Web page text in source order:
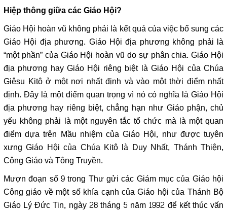
Hiệp thông giữa các Giáo Hội?
Giáo Hội hoàn vũ không phải là kết quả của việc bổ sung các
Giáo Hội địa phương. Giáo Hội địa phương không phải là
“một phần” của Giáo Hội hoàn vũ do sự phân chia. Giáo Hội
địa phương hay Giáo Hội riêng biệt là Giáo Hội của Chúa
Giêsu Kitô ở một nơi nhất định và vào một thời điểm nhất
định. Đây là một điểm quan trọng vì nó có nghĩa là Giáo Hội
địa phương hay riêng biệt, chẳng hạn như Giáo phận, chủ
yếu không phải là một nguyên tắc tổ chức mà là một quan
điểm dựa trên Mầu nhiệm của Giáo Hội, như được tuyên
xưng Giáo Hội của Chúa Kitô là Duy Nhất, Thánh Thiện,
Công Giáo và Tông Truyền.
Mượn đoạn số 9 trong Thư gửi các Giám mục của Giáo hội
Công giáo về một số khía cạnh của Giáo hội của Thánh Bộ
Giáo Lý Đức Tin, ngày 28 tháng 5 năm 1992 để kết thúc vấn